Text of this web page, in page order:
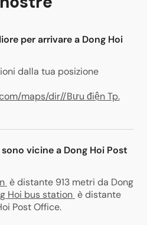
per arrivare a Dong Hoi
dalla tua posizione
maps/dir//Bưu điện Tp.
vicine a Dong Hoi Post
è distante 913 metri da Dong
Hoi bus station è distante
Post Office.